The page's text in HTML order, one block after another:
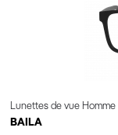
Lunettes de vue Homme
BAILA